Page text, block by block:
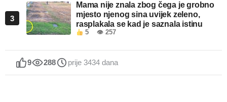
3
Mama nije znala zbog čega je grobno
mjesto njenog sina uvijek zeleno,
rasplakala se kad je saznala istinu
5 👁 257
9 288 prije 3434 dana